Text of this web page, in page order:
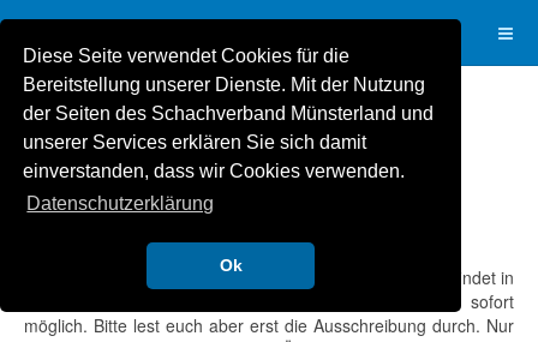
Diese Seite verwendet Cookies für die
Bereitstellung unserer Dienste. Mit der Nutzung
der Seiten des Schachverband Münsterland und
unserer Services erklären Sie sich damit
einverstanden, dass wir Cookies verwenden.
Datenschutzerklärung
Ok
VJEM 2026 - Infos und Dateien
Super User SJML
03. Dezember 2025
Zugriffe: 1567
Die U12(w)-U18(w) VJEM 2025, sowie die Offene VJEM findet in
der Jugendbildungsstätte statt. Die Anmeldung ist ab sofort
möglich. Bitte lest euch aber erst die Ausschreibung durch. Nur